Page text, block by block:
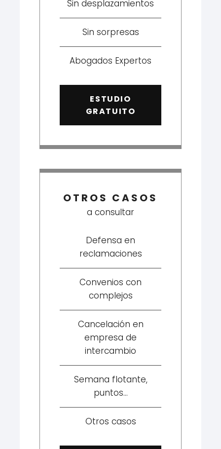
Sin desplazamientos
Sin sorpresas
Abogados Expertos
ESTUDIO
GRATUITO
OTROS CASOS
a consultar
Defensa en
reclamaciones
Convenios con
complejos
Cancelación en
empresa de
intercambio
Semana flotante,
puntos...
Otros casos